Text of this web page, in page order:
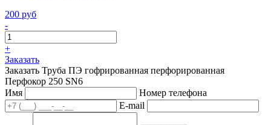
200 руб
-
+
Заказать
Заказать Труба ПЭ гофрированная перфорированная
Перфокор 250 SN6
Имя
Номер телефона
E-mail